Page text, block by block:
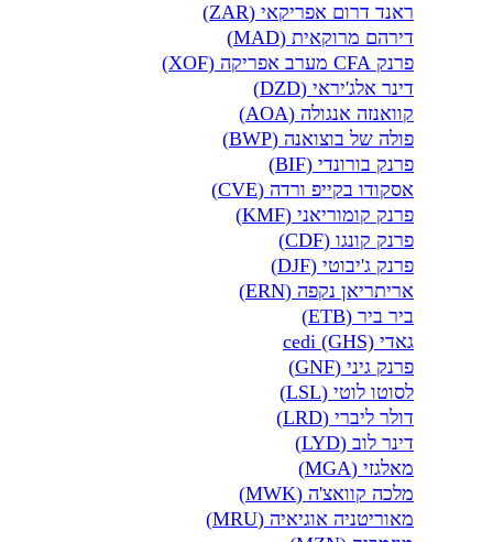
ראנד דרום אפריקאי (ZAR)
דירהם מרוקאית (MAD)
פרנק CFA מערב אפריקה (XOF)
דינר אלג'יראי (DZD)
קוואנזה אנגולה (AOA)
פולה של בוצואנה (BWP)
פרנק בורונדי (BIF)
אסקודו בקייפ ורדה (CVE)
פרנק קומוריאני (KMF)
פרנק קונגו (CDF)
פרנק ג'יבוטי (DJF)
אריתריאן נקפה (ERN)
ביר ביר (ETB)
גאדי cedi (GHS)
פרנק גיני (GNF)
לסוטו לוטי (LSL)
דולר ליברי (LRD)
דינר לוב (LYD)
מאלגזי (MGA)
מלכה קוואצ'ה (MWK)
מאוריטניה אוגיאיה (MRU)